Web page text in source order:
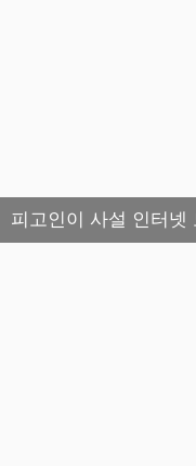
피고인이 사설 인터넷